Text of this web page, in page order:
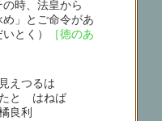
時、法皇から
め」とご命令があ
とく）
［徳のあ
つるは
ゝはねば